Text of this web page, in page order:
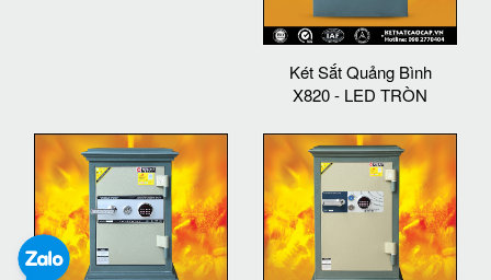
Két Sắt Quảng Bình
X820 - LED TRÒN